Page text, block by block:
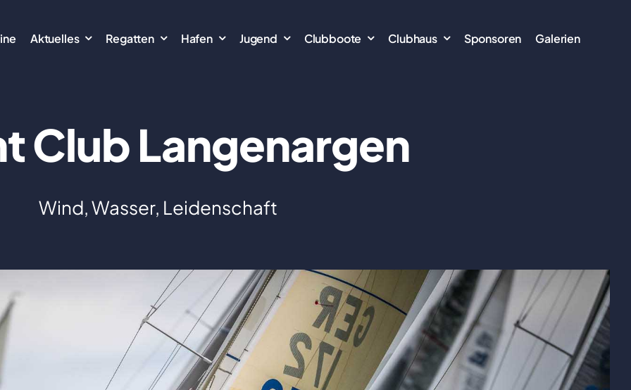
Aktuelles Regatten Hafen Jugend Clubboote Clubhaus Sponsoren Galerien
Club Langenargen
Wind, Wasser, Leidenschaft